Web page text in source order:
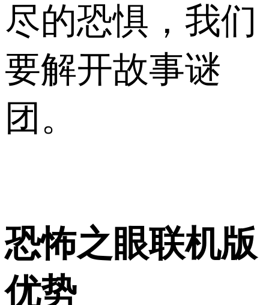
尽的恐惧，我们
要解开故事谜
团。
恐怖之眼联机版
优势